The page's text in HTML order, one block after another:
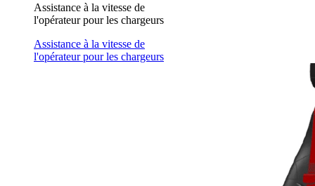
Assistance à la vitesse de
l'opérateur pour les chargeurs
Assistance à la vitesse de
l'opérateur pour les chargeurs